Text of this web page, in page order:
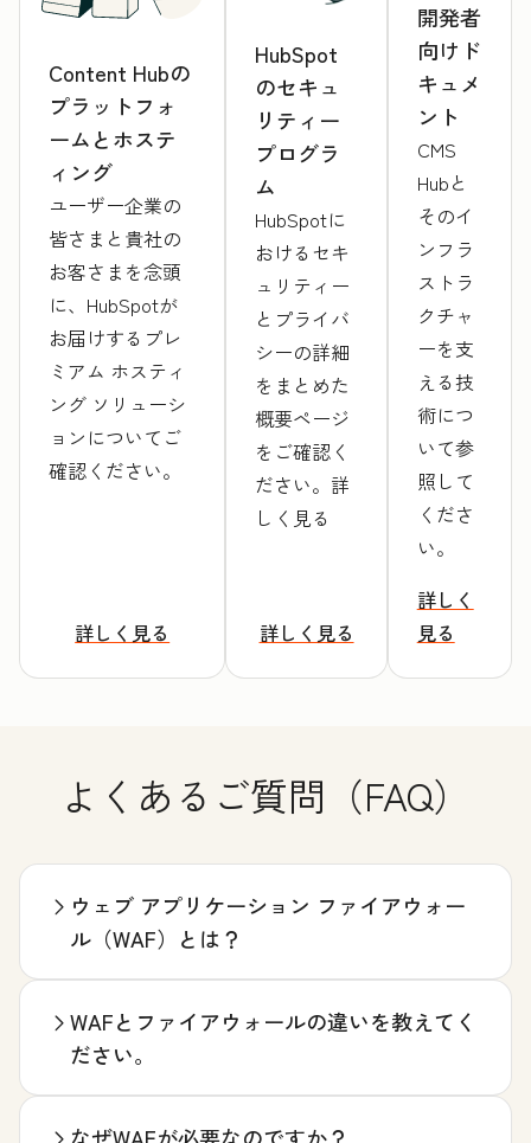
Content Hubの
プラットフォ
ームとホステ
ィング
ユーザー企業の
皆さまと貴社の
お客さまを念頭
に、HubSpotが
お届けするプレ
ミアム ホスティ
ング ソリューシ
ョンについてご
確認ください。
詳しく見る
HubSpot
のセキュ
リティー
プログラ
ム
HubSpotに
おけるセキ
ュリティー
とプライバ
シーの詳細
をまとめた
概要ページ
をご確認く
ださい。詳
しく見る
詳しく見る
開発者
向けド
キュメ
ント
CMS
Hubと
そのイ
ンフラ
ストラ
クチャ
ーを支
える技
術につ
いて参
照して
くださ
い。
詳しく
見る
よくあるご質問（FAQ）
ウェブ アプリケーション ファイアウォー
ル（WAF）とは？
WAFとファイアウォールの違いを教えてく
ださい。